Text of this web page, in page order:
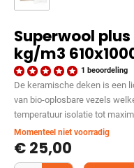
Superwool
kg/m3
1 beoordeling
De keramische deken is een
van bio-oplosbare vezels
temperatuur isolatie tot
Momenteel niet voorradig
€25,00